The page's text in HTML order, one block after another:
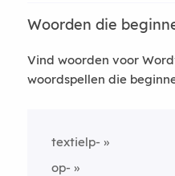
Woorden die
Vind woorden voor
woordspellen die
textielp-
op-